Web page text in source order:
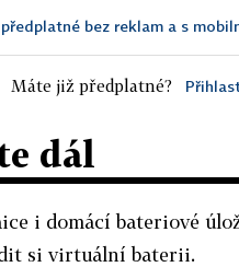
předplatné bez reklam a s
Máte již předplatné?
dál
i domácí bateriové
si virtuální baterii.